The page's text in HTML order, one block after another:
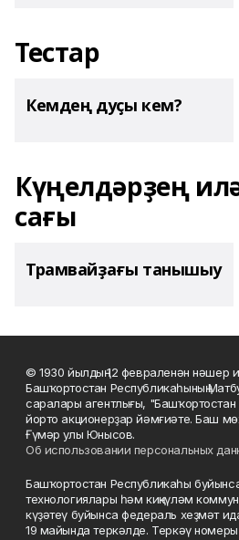
Тестар
Кемдең дуҫы кем?
Күңелдәрҙең
сағы
Трамвайҙағы танышыу
© 1930 йылдың 12 февраленән нәшер
Башҡортостан Республикаһының
саралары агентлығы,
йорто акционерҙар йәмғиәте. Баш
Ғүмәр улы Юнысов.
Об использовании персональных
Башҡортостан Республикаһы
технологиялары һәм киңкүләм
күҙәтеү буйынса федераль хеҙмәт
19 майында теркәлде. Теркәү